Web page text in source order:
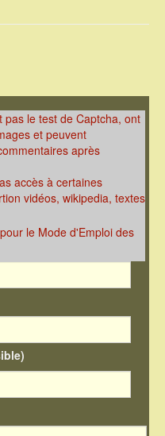
association 2021
pas le test de Captcha, ont
et peuvent
après
accès à certaines
vidéos, wikipedia, textes
le Mode d'Emploi des